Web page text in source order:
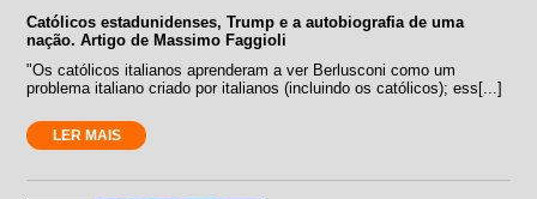
Católicos estadunidenses, Trump e a autobiografia de uma
nação. Artigo de Massimo Faggioli
"Os católicos italianos aprenderam a ver Berlusconi como um
problema italiano criado por italianos (incluindo os católicos); ess[...]
LER MAIS